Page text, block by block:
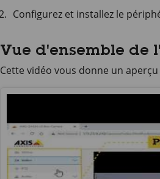
Configurez et installez le
Vue d'ensemble de
Cette vidéo vous donne un